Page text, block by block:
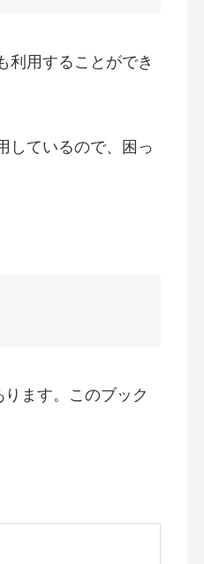
利用することができ
しているので、困っ
ます。このブック